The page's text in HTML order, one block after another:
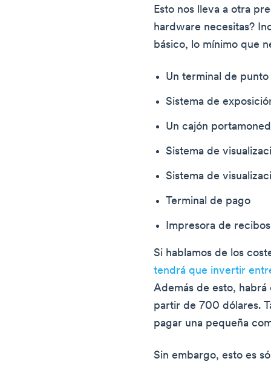
Esto nos lleva a otra
hardware necesitas?
básico, lo mínimo que
Un terminal de
Sistema de
Un cajón
Sistema de
Sistema de
Terminal de pago
Impresora de recibos
Si hablamos de los
tendrá que invertir
Además de esto,
partir de 700 dólares.
pagar una pequeña
Sin embargo, esto es